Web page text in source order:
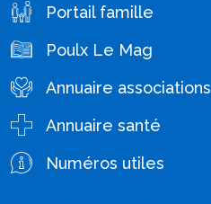
Portail famille
Poulx Le Mag
Annuaire associations
Annuaire santé
Numéros utiles